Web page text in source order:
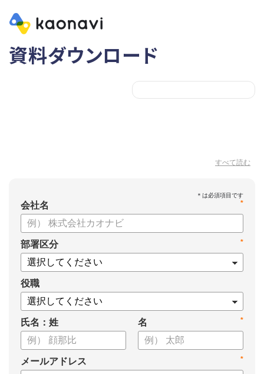
資料ダウンロード
すべて読む
*
会社名
*
部署区分
役職
氏名：姓 *
名
*
メールアドレス